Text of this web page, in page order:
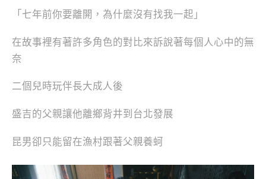
「七年前你要離開，為什麼沒有找我一起」
在故事裡有著許多角色的對比來訴說著每個人心中的無
奈
二個兒時玩伴長大成人後
盛吉的父親讓他離鄉背井到台北發展
昆男卻只能留在漁村跟著父親養蚵